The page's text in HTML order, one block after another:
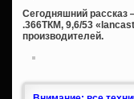
Сегодняшний
.366ТКМ, 9,6/53
производителей.